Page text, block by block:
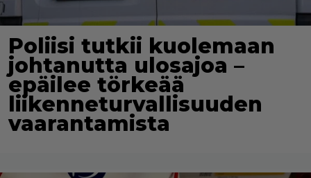
Poliisi tutkii kuolemaan
johtanutta ulosajoa –
epäilee törkeää
liikenneturvallisuuden
vaarantamista